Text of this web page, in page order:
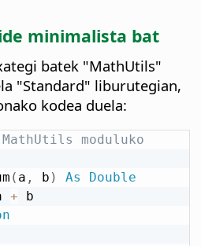
minimalista bat
batek "MathUtils"
"Standard" liburutegian,
kodea duela:
moduluko
( a , b ) As
Double
+